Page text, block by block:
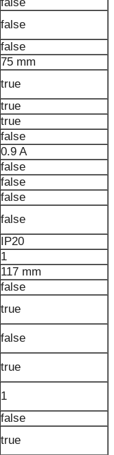
false
false
false
75 mm
true
true
true
false
0.9 A
false
false
false
false
IP20
1
117 mm
false
true
false
true
1
false
true